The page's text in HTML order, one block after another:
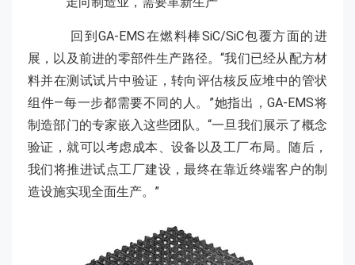
回到GA-EMS在燃料棒SiC/SiC包覆方面的进
展，以及前进的零部件生产路径。“我们已经从配方材
料并在测试试片中验证，转向评估核反应堆中的管状
组件—每一步都需要不同的人。”她指出，GA-EMS将
制造部门的专家嵌入这些团队。“一旦我们展示了概念
验证，就可以考虑成本、设备以及工厂布局。随后，
我们将推进试点工厂建设，最终在靠近终端客户的制
造设施实现全面生产。”